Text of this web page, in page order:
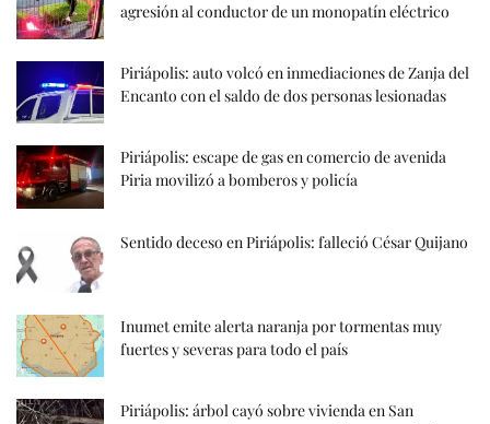
agresión al conductor de un monopatín eléctrico
Piriápolis: auto volcó en inmediaciones de Zanja del
Encanto con el saldo de dos personas lesionadas
Piriápolis: escape de gas en comercio de avenida
Piria movilizó a bomberos y policía
Sentido deceso en Piriápolis: falleció César Quijano
Inumet emite alerta naranja por tormentas muy
fuertes y severas para todo el país
Piriápolis: árbol cayó sobre vivienda en San